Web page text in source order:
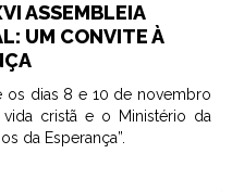
ASSEMBLEIA
UM CONVITE À
os dias 8 e 10 de novembro
cristã e o Ministério da
da Esperança”.